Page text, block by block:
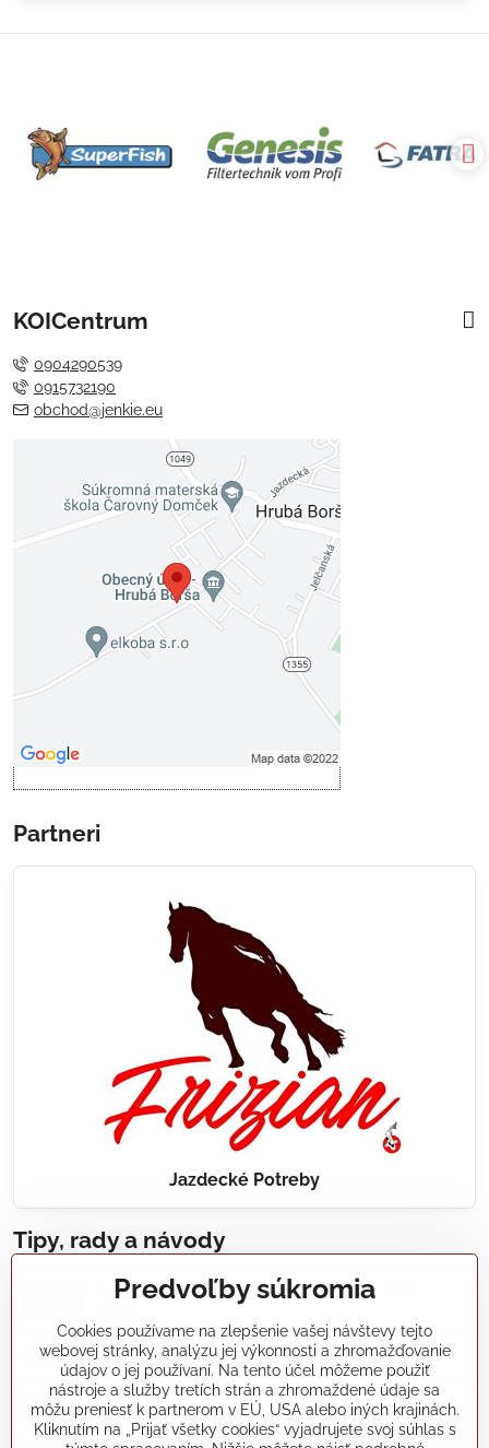
KOICentrum
0904290539
0915732190
obchod@jenkie.eu
Externý obsah je blokovaný
Voľbami súkromia
Prajete si načítať externý obsah?
Povoliť tentokrát
Povoliť a zapamätať - súhlas s
Partneri
Jazdecké Potreby
Tipy, rady a návody
Realizácie záhradných jazierok, bazénov, fontán,
Články a blogy
Rady a návody
Predvoľby súkromia
Cookies používame na zlepšenie vašej návštevy tejto
webovej stránky, analýzu jej výkonnosti a zhromažďovanie
údajov o jej používaní. Na tento účel môžeme použiť
nástroje a služby tretích strán a zhromaždené údaje sa
môžu preniesť k partnerom v EÚ, USA alebo iných krajinách.
Kliknutím na „Prijať všetky cookies“ vyjadrujete svoj súhlas s